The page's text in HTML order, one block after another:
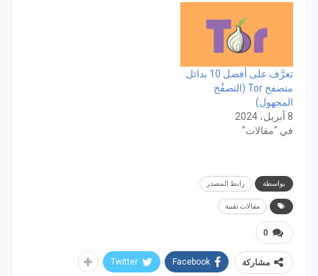
تعرَّف على أفضل 10 بدائل
متصفح Tor (التصفُح
المجهول)
8 أبريل، 2024
في "مقالات"
بواسطة رابط المصدر
مقالات تقنية
0
مشاركة Facebook
Twitter